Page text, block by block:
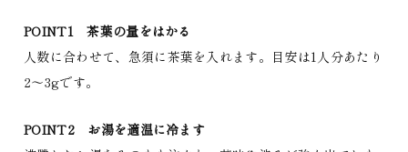
POINT1 茶葉の量をはかる
人数に合わせて、急須に茶葉を入れます。目安は1人分あたり
2～3gです。
POINT2 お湯を適温に冷ます